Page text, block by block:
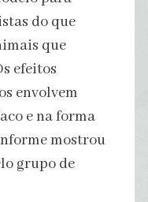
do que
que
efeitos
envolvem
e na forma
mostrou
grupo de